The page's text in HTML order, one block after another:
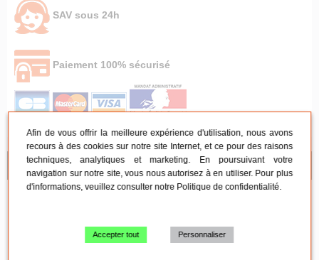
SAV sous 24h
Paiement 100% sécurisé
NOS CONSEILS
Afin de vous offrir la meilleure expérience d'utilisation, nous avons
recours à des cookies sur notre site Internet, et ce pour des raisons
techniques, analytiques et marketing. En poursuivant votre
navigation sur notre site, vous nous autorisez à en utiliser. Pour plus
d'informations, veuillez consulter notre Politique de confidentialité
Accepter tout Personnaliser